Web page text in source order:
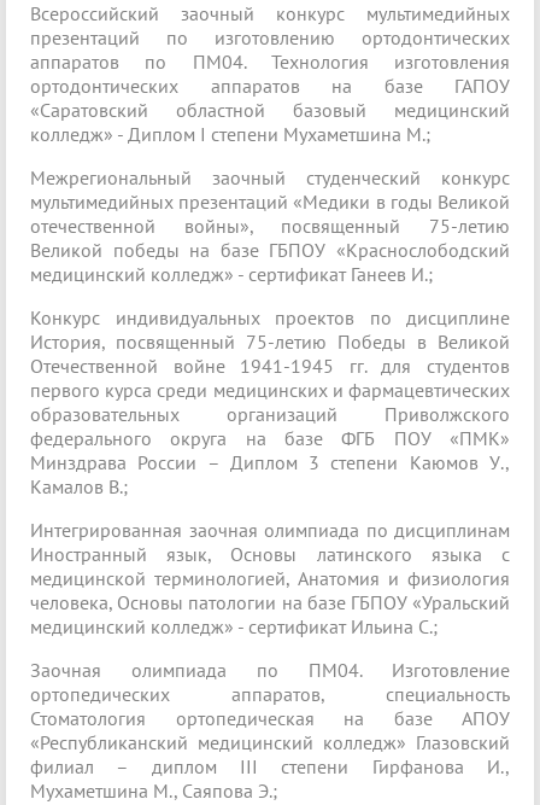
Всероссийский заочный конкурс мультимедийных
презентаций по изготовлению ортодонтических
аппаратов по ПМ04. Технология изготовления
ортодонтических аппаратов на базе ГАПОУ
«Саратовский областной базовый медицинский
колледж» - Диплом I степени Мухаметшина М.;
Межрегиональный заочный студенческий конкурс
мультимедийных презентаций «Медики в годы Великой
отечественной войны», посвященный 75-летию
Великой победы на базе ГБПОУ «Краснослободский
медицинский колледж» - сертификат Ганеев И.;
Конкурс индивидуальных проектов по дисциплине
История, посвященный 75-летию Победы в Великой
Отечественной войне 1941-1945 гг. для студентов
первого курса среди медицинских и фармацевтических
образовательных организаций Приволжского
федерального округа на базе ФГБ ПОУ «ПМК»
Минздрава России – Диплом 3 степени Каюмов У.,
Камалов В.;
Интегрированная заочная олимпиада по дисциплинам
Иностранный язык, Основы латинского языка с
медицинской терминологией, Анатомия и физиология
человека, Основы патологии на базе ГБПОУ «Уральский
медицинский колледж» - сертификат Ильина С.;
Заочная олимпиада по ПМ04. Изготовление
ортопедических аппаратов, специальность
Стоматология ортопедическая на базе АПОУ
«Республиканский медицинский колледж» Глазовский
филиал – диплом III степени Гирфанова И.,
Мухаметшина М., Саяпова Э.;